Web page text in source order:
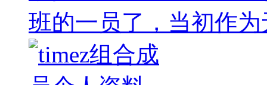
班的一员了，当初作